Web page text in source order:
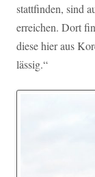
stattfinden, sind
erreichen. Dort
diese hier aus
lässig.“